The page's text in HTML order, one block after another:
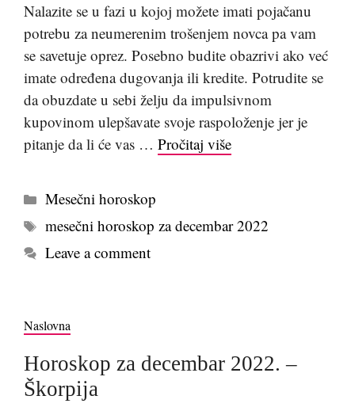
Nalazite se u fazi u kojoj možete imati pojačanu
potrebu za neumerenim trošenjem novca pa vam
se savetuje oprez. Posebno budite obazrivi ako već
imate određena dugovanja ili kredite. Potrudite se
da obuzdate u sebi želju da impulsivnom
kupovinom ulepšavate svoje raspoloženje jer je
pitanje da li će vas … Pročitaj više
Kategorije
Mesečni horoskop
Tags
mesečni horoskop za decembar 2022
Leave a comment
Naslovna
Horoskop za decembar 2022. –
Škorpija